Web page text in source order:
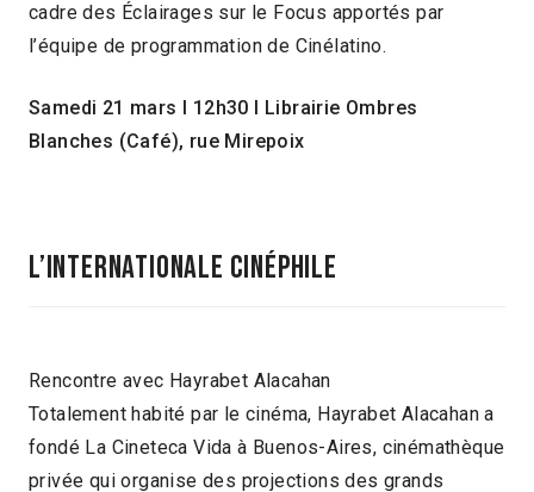
cadre des Éclairages sur le Focus apportés par
l’équipe de programmation de Cinélatino.
Samedi 21 mars I 12h30 I Librairie Ombres
Blanches (Café), rue Mirepoix
L’INTERNATIONALE CINÉPHILE
Rencontre avec Hayrabet Alacahan
Totalement habité par le cinéma, Hayrabet Alacahan a
fondé La Cineteca Vida à Buenos-Aires, cinémathèque
privée qui organise des projections des grands